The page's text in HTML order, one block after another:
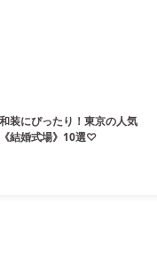
和装にぴったり！東京の人気
《結婚式場》10選♡